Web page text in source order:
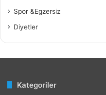
Spor &Egzersiz
Diyetler
Kategoriler